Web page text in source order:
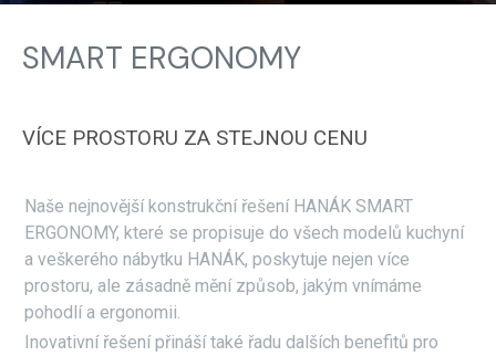
SMART ERGONOMY
VÍCE PROSTORU ZA STEJNOU CENU
Naše nejnovější konstrukční řešení HANÁK SMART
ERGONOMY, které se propisuje do všech modelů kuchyní
a veškerého nábytku HANÁK, poskytuje nejen více
prostoru, ale zásadně mění způsob, jakým vnímáme
pohodlí a ergonomii.
Inovativní řešení přináší také řadu dalších benefitů pro